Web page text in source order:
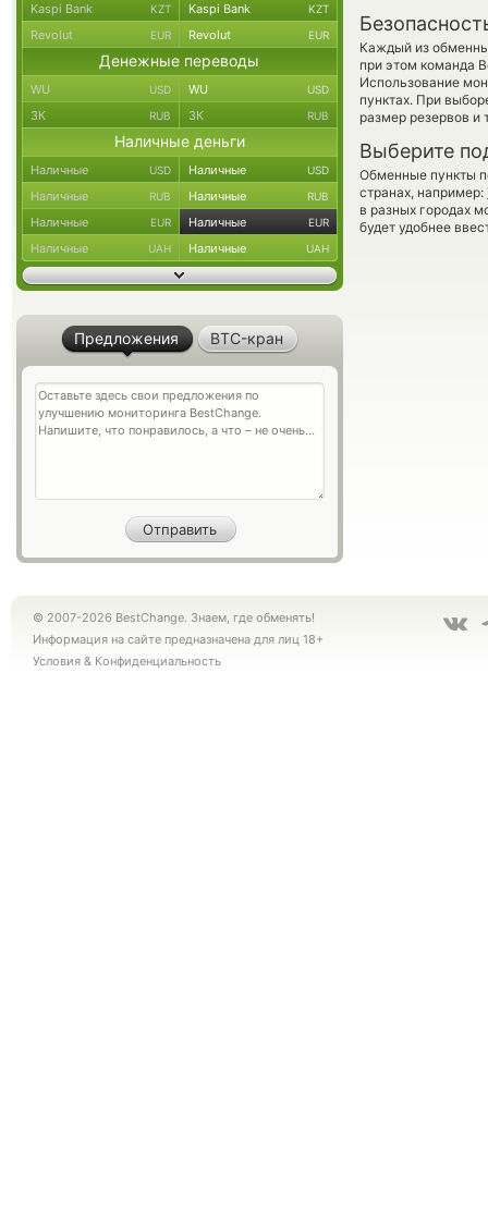
Каждый из
при этом команда
Использование
пунктах. При
размер резервов и
Выберите
Обменные пункты
странах, например:
в разных городах
будет удобнее
Kaspi Bank KZT Kaspi Bank KZT
Revolut EUR Revolut EUR
Денежные переводы
WU USD WU USD
ЗК RUB ЗК RUB
Наличные деньги
Наличные USD Наличные USD
Наличные RUB Наличные RUB
Наличные EUR Наличные EUR
Наличные UAH Наличные UAH
Предложения BTC-кран
© 2007-2026 BestChange. Знаем, где обменять!
Информация на сайте предназначена для лиц 18+
Условия & Конфиденциальность